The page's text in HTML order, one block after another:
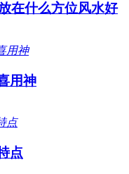
在什么方位风水好
用神
点